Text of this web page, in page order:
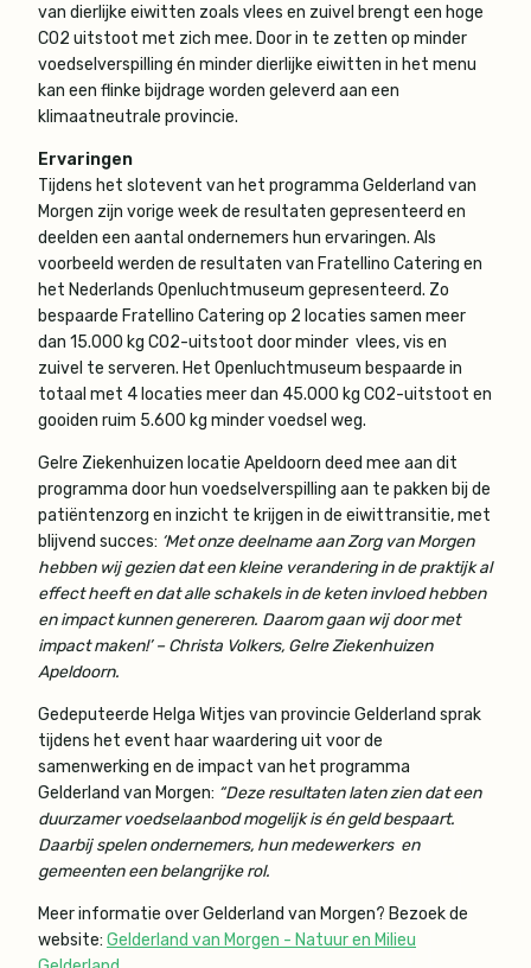
van dierlijke eiwitten zoals vlees en zuivel brengt een hoge
CO2 uitstoot met zich mee. Door in te zetten op minder
voedselverspilling én minder dierlijke eiwitten in het menu
kan een flinke bijdrage worden geleverd aan een
klimaatneutrale provincie.
Ervaringen
Tijdens het slotevent van het programma Gelderland van
Morgen zijn vorige week de resultaten gepresenteerd en
deelden een aantal ondernemers hun ervaringen. Als
voorbeeld werden de resultaten van Fratellino Catering en
het Nederlands Openluchtmuseum gepresenteerd. Zo
bespaarde Fratellino Catering op 2 locaties samen meer
dan 15.000 kg CO2-uitstoot door minder vlees, vis en
zuivel te serveren. Het Openluchtmuseum bespaarde in
totaal met 4 locaties meer dan 45.000 kg CO2-uitstoot en
gooiden ruim 5.600 kg minder voedsel weg.
Gelre Ziekenhuizen locatie Apeldoorn deed mee aan dit
programma door hun voedselverspilling aan te pakken bij de
patiëntenzorg en inzicht te krijgen in de eiwittransitie, met
blijvend succes: ‘Met onze deelname aan Zorg van Morgen
hebben wij gezien dat een kleine verandering in de praktijk al
effect heeft en dat alle schakels in de keten invloed hebben
en impact kunnen genereren. Daarom gaan wij door met
impact maken!’ – Christa Volkers, Gelre Ziekenhuizen
Apeldoorn.
Gedeputeerde Helga Witjes van provincie Gelderland sprak
tijdens het event haar waardering uit voor de
samenwerking en de impact van het programma
Gelderland van Morgen: “Deze resultaten laten zien dat een
duurzamer voedselaanbod mogelijk is én geld bespaart.
Daarbij spelen ondernemers, hun medewerkers en
gemeenten een belangrijke rol.
Meer informatie over Gelderland van Morgen? Bezoek de
website: Gelderland van Morgen - Natuur en Milieu